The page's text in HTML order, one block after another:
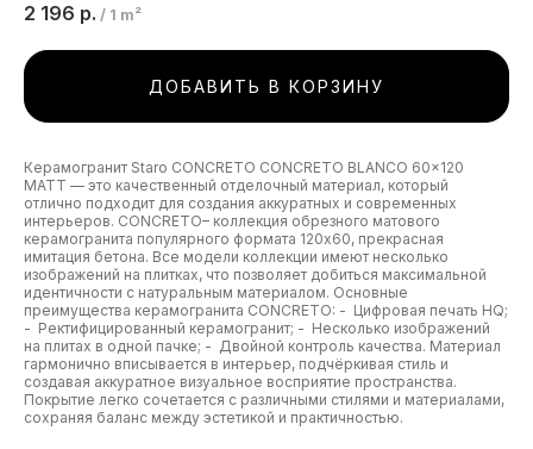
2 196 р. / 1 m²
ДОБАВИТЬ В КОРЗИНУ
Керамогранит Staro CONCRETO CONCRETO BLANCO 60x120
MATT — это качественный отделочный материал, который
отлично подходит для создания аккуратных и современных
интерьеров. CONCRETO– коллекция обрезного матового
керамогранита популярного формата 120х60, прекрасная
имитация бетона. Все модели коллекции имеют несколько
изображений на плитках, что позволяет добиться максимальной
идентичности с натуральным материалом. Основные
преимущества керамогранита CONCRETO: - Цифровая печать HQ;
- Ректифицированный керамогранит; - Несколько изображений
на плитах в одной пачке; - Двойной контроль качества. Материал
гармонично вписывается в интерьер, подчёркивая стиль и
создавая аккуратное визуальное восприятие пространства.
Покрытие легко сочетается с различными стилями и материалами,
сохраняя баланс между эстетикой и практичностью.